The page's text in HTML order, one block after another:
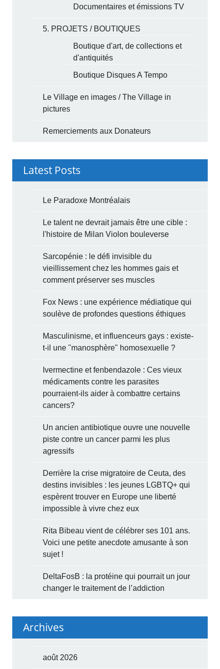
Documentaires et émissions TV
5. PROJETS / BOUTIQUES
Boutique d'art, de collections et
d'antiquités
Boutique Disques A Tempo
Le Village en images / The Village in
pictures
Remerciements aux Donateurs
Latest Posts
Le Paradoxe Montréalais
Le talent ne devrait jamais être une cible :
l'histoire de Milan Violon bouleverse
Sarcopénie : le défi invisible du
vieillissement chez les hommes gais et
comment préserver ses muscles
Fox News : une expérience médiatique qui
soulève de profondes questions éthiques
Masculinisme, et influenceurs gays : existe-
t-il une "manosphère" homosexuelle ?
Ivermectine et fenbendazole : Ces vieux
médicaments contre les parasites
pourraient-ils aider à combattre certains
cancers?
Un ancien antibiotique ouvre une nouvelle
piste contre un cancer parmi les plus
agressifs
Derrière la crise migratoire de Ceuta, des
destins invisibles : les jeunes LGBTQ+ qui
espèrent trouver en Europe une liberté
impossible à vivre chez eux
Rita Bibeau vient de célébrer ses 101 ans.
Voici une petite anecdote amusante à son
sujet !
DeltaFosB : la protéine qui pourrait un jour
changer le traitement de l’addiction
Archives
août 2026